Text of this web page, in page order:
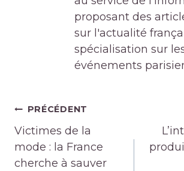
proposant des
sur l'actualité
spécialisation sur
événements
Navigation
de
l’article
PRÉCÉDENT
Victimes de la
mode : la France
cherche à sauver